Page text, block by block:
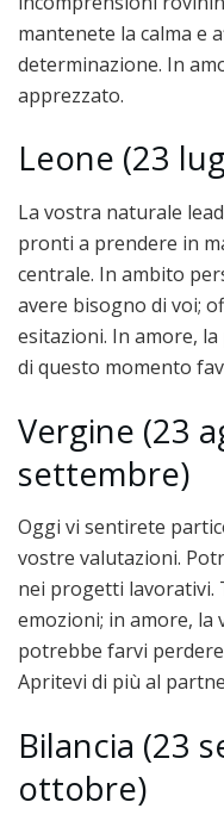
mantenete la calma e
determinazione. In
apprezzato.
Leone (23
La vostra naturale
pronti a prendere in
centrale. In ambito
avere bisogno di voi;
esitazioni. In amore,
di questo momento
Vergine (23
settembre)
Oggi vi sentirete
vostre valutazioni.
nei progetti lavorativi.
emozioni; in amore, la
potrebbe farvi
Apritevi di più al
Bilancia (23
ottobre)